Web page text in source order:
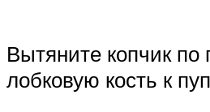
Вытяните копчик по
лобковую кость к